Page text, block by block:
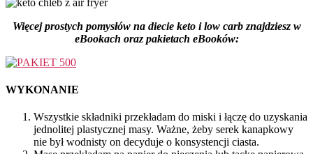
Więcej prostych pomysłów na diecie keto i low carb znajdziesz w
eBookach oraz pakietach eBooków:
WYKONANIE
Wszystkie składniki przekładam do miski i łączę do uzyskania
jednolitej plastycznej masy. Ważne, żeby serek kanapkowy
nie był wodnisty on decyduje o konsystencji ciasta.